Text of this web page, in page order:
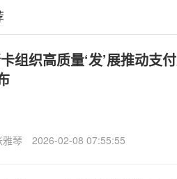
卡组织高质量‘发’展推动支
雅琴 2026-02-08 07:55:55